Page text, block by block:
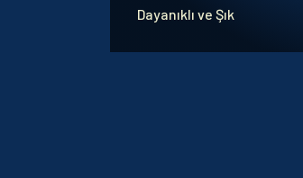
Dayanıklı ve Şık